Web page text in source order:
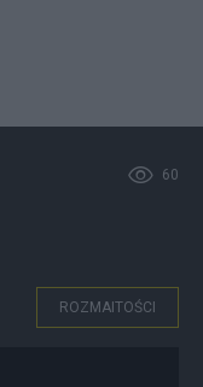
60
ROZMAITOŚCI